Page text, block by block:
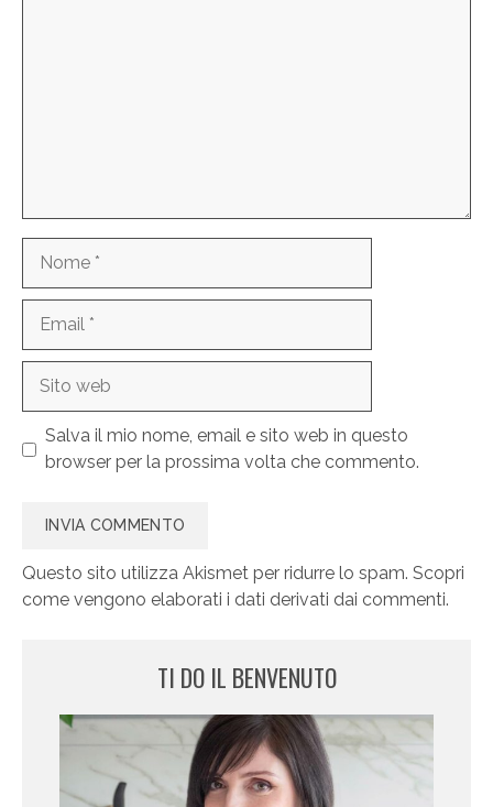
web
Salva il mio nome, email e sito web in questo
browser per la prossima volta che commento.
Questo sito utilizza Akismet per ridurre lo spam. Scopri
come vengono elaborati i dati derivati dai commenti.
TI DO IL BENVENUTO